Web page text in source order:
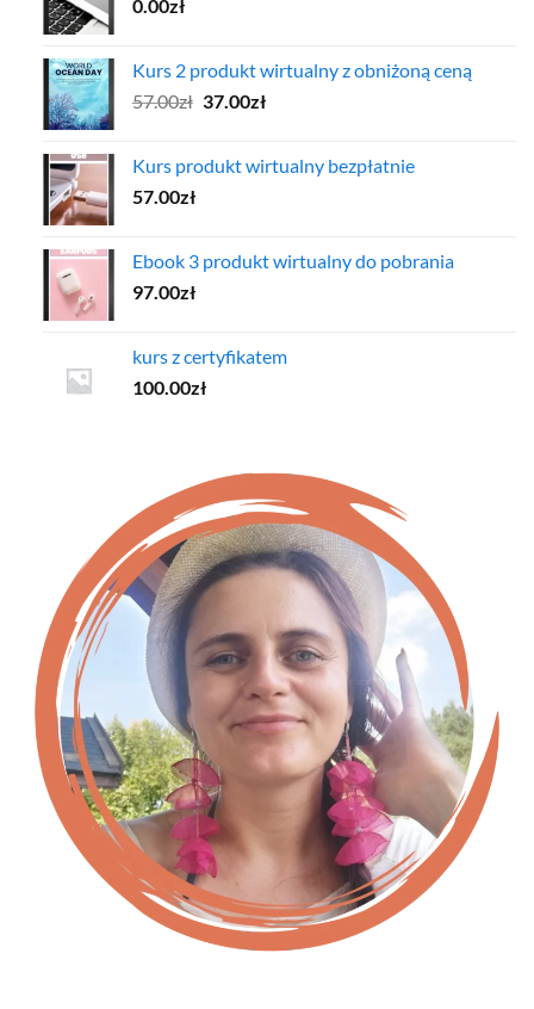
0.00zł
Kurs 2 produkt wirtualny z obniżoną ceną
57.00zł Pierwotna
57.00zł.
37.00złAktualna
37.00zł.
Kurs produkt wirtualny bezpłatnie
57.00zł
Ebook 3 produkt wirtualny do pobrania
97.00zł
kurs z certyfikatem
100.00zł